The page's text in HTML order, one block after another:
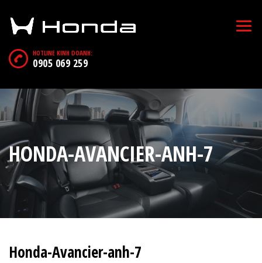
HOTLINE KINH DOANH:
0905 069 259
HONDA-AVANCIER-ANH-7
Honda-Avancier-anh-7